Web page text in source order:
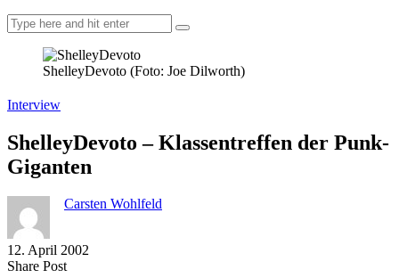
ShelleyDevoto (Foto: Joe Dilworth)
Interview
ShelleyDevoto – Klassentreffen der Punk-
Giganten
Carsten Wohlfeld
12. April 2002
Share PostShare
Copy
Send